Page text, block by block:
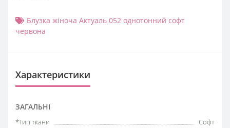
Блузка жіноча Актуаль 052 однотонний софт
червона
Характеристики
ЗАГАЛЬНІ
*Тип ткани
Софт